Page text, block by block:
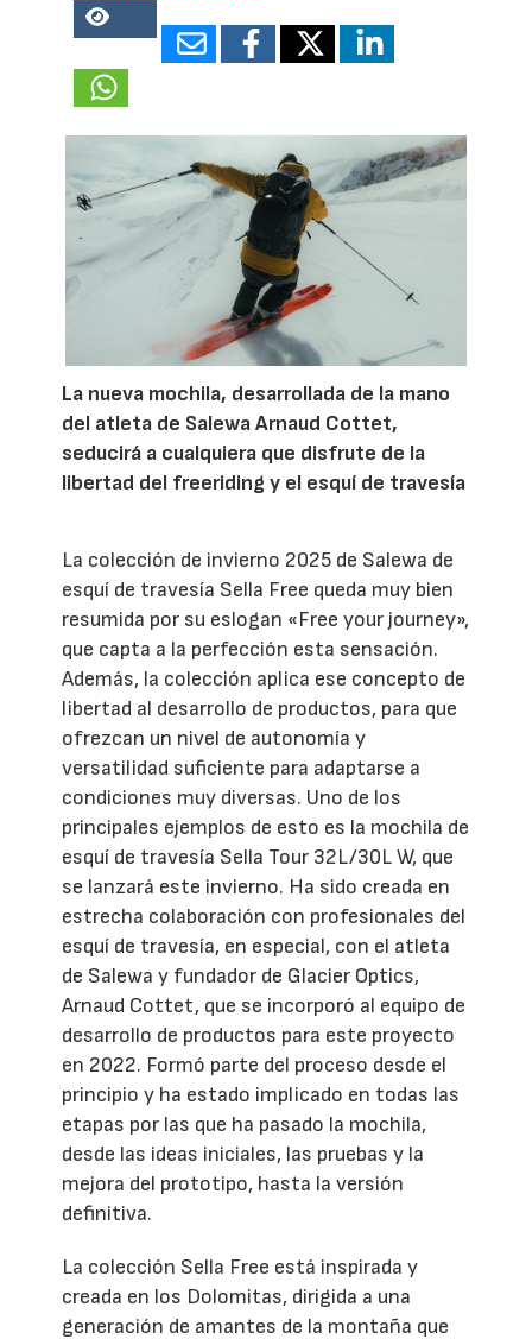
35289
La nueva mochila, desarrollada de la mano
del atleta de Salewa Arnaud Cottet,
seducirá a cualquiera que disfrute de la
libertad del freeriding y el esquí de travesía
La colección de invierno 2025 de Salewa de
esquí de travesía Sella Free queda muy bien
resumida por su eslogan «Free your journey»,
que capta a la perfección esta sensación.
Además, la colección aplica ese concepto de
libertad al desarrollo de productos, para que
ofrezcan un nivel de autonomía y
versatilidad suficiente para adaptarse a
condiciones muy diversas. Uno de los
principales ejemplos de esto es la mochila de
esquí de travesía Sella Tour 32L/30L W, que
se lanzará este invierno. Ha sido creada en
estrecha colaboración con profesionales del
esquí de travesía, en especial, con el atleta
de Salewa y fundador de Glacier Optics,
Arnaud Cottet, que se incorporó al equipo de
desarrollo de productos para este proyecto
en 2022. Formó parte del proceso desde el
principio y ha estado implicado en todas las
etapas por las que ha pasado la mochila,
desde las ideas iniciales, las pruebas y la
mejora del prototipo, hasta la versión
definitiva.
La colección Sella Free está inspirada y
creada en los Dolomitas, dirigida a una
generación de amantes de la montaña que